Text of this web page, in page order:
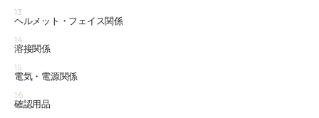
13
ヘルメット・フェイス関係
14
溶接関係
15
電気・電源関係
16
確認用品